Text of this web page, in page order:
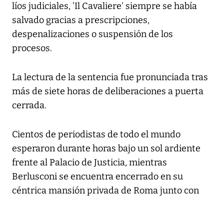
líos judiciales, 'Il Cavaliere' siempre se había
salvado gracias a prescripciones,
despenalizaciones o suspensión de los
procesos.
La lectura de la sentencia fue pronunciada tras
más de siete horas de deliberaciones a puerta
cerrada.
Cientos de periodistas de todo el mundo
esperaron durante horas bajo un sol ardiente
frente al Palacio de Justicia, mientras
Berlusconi se encuentra encerrado en su
céntrica mansión privada de Roma junto con